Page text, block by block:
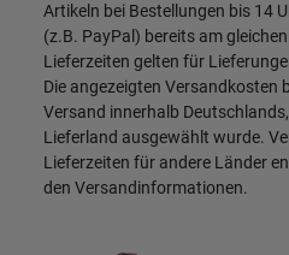
Artikeln bei Bestellungen bis 14
(z.B. PayPal) bereits am
Lieferzeiten gelten für
Die angezeigten Versandkosten
Versand innerhalb
Lieferland ausgewählt wurde.
Lieferzeiten für andere Länder
den Versandinformationen.